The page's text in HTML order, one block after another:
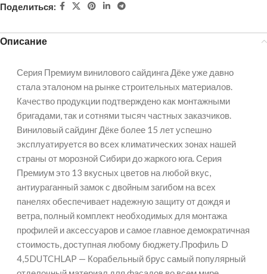
Поделиться:
Описание
Серия Премиум винилового сайдинга Дёке уже давно
стала эталоном на рынке строительных материалов.
Качество продукции подтверждено как монтажными
бригадами, так и сотнями тысяч частных заказчиков.
Виниловый сайдинг Дёке более 15 лет успешно
эксплуатируется во всех климатических зонах нашей
страны от морозной Сибири до жаркого юга. Серия
Премиум это 13 вкусных цветов на любой вкус,
антиураганный замок с двойным загибом на всех
панелях обеспечивает надежную защиту от дождя и
ветра, полный комплект необходимых для монтажа
профилей и аксессуаров и самое главное демократичная
стоимость, доступная любому бюджету.Профиль D
4,5DUTCHLAP — Корабельный брус самый популярный